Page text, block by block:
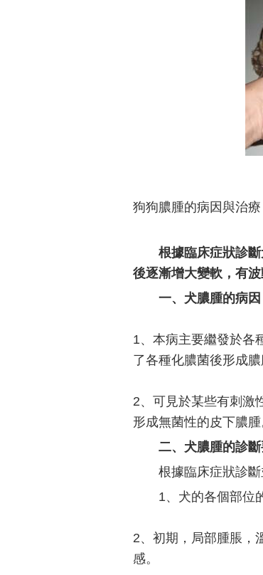
狗狗膿腫的病因與治療
根據臨床症狀診
後逐漸增大變軟，有
一、犬膿腫的病因
1、本病主要繼發於各
了各種化膿菌後形成膿
2、可見於某些有刺激
形成無菌性的皮下膿腫
二、犬膿腫的診斷
根據臨床症狀診
1、犬的各個部位
2、初期，局部腫脹，
感。